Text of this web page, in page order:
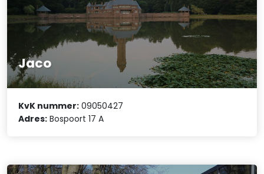
Jaco
KvK nummer: 09050427
Adres: Bospoort 17 A